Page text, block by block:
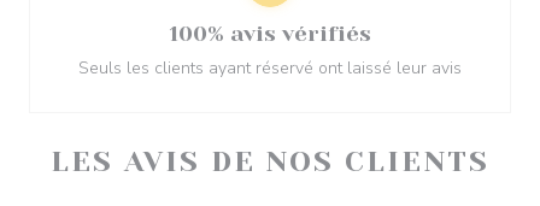
LES AVIS DE NOS CLIENTS
100% avis vérifiés
Seuls les clients ayant réservé ont laissé leur avis